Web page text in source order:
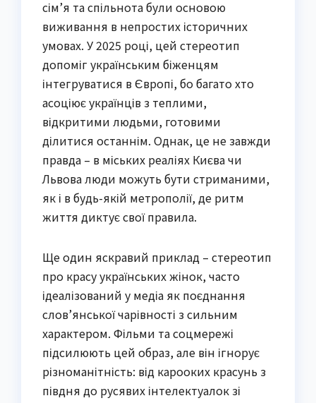
сім’я та спільнота були основою
виживання в непростих історичних
умовах. У 2025 році, цей стереотип
допоміг українським біженцям
інтегруватися в Європі, бо багато хто
асоціює українців з теплими,
відкритими людьми, готовими
ділитися останнім. Однак, це не завжди
правда – в міських реаліях Києва чи
Львова люди можуть бути стриманими,
як і в будь-якій метрополії, де ритм
життя диктує свої правила.
Ще один яскравий приклад – стереотип
про красу українських жінок, часто
ідеалізований у медіа як поєднання
слов’янської чарівності з сильним
характером. Фільми та соцмережі
підсилюють цей образ, але він ігнорує
різноманітність: від карооких красунь з
півдня до русявих інтелектуалок зі